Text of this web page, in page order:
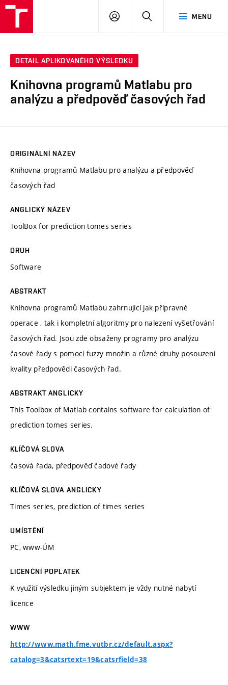
MENU
PŘIHLÁSIT
DETAIL APLIKOVANÉHO VÝSLEDKU
Knihovna programů Matlabu pro
analýzu a předpověď časových řad
ORIGINÁLNÍ NÁZEV
Knihovna programů Matlabu pro analýzu a předpověď
časových řad
ANGLICKÝ NÁZEV
ToolBox for prediction tomes series
DRUH
Software
ABSTRAKT
Knihovna programů Matlabu zahrnující jak přípravné
operace , tak i kompletní algoritmy pro nalezení vyšetřování
časových řad. Jsou zde obsaženy programy pro analýzu
časové řady s pomocí fuzzy množin a různé druhy posouzení
kvality předpovědi časových řad.
ABSTRAKT ANGLICKY
This Toolbox of Matlab contains software for calculation of
prediction tomes series.
KLÍČOVÁ SLOVA
časová řada, předpověď čadové řady
KLÍČOVÁ SLOVA ANGLICKY
Times series, prediction of times series
UMÍSTĚNÍ
PC, www-ÚM
LICENČNÍ POPLATEK
K využití výsledku jiným subjektem je vždy nutné nabytí
licence
WWW
http://www.math.fme.vutbr.cz/default.aspx?
catalog=3&catsrtext=19&catsrfield=38